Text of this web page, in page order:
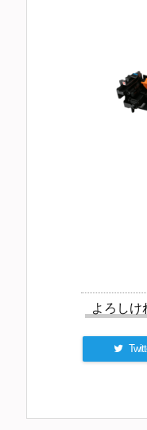
よろしけ